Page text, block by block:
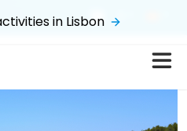
$
in Lisbon